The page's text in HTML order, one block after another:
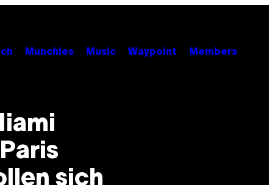
Munchies Music Waypoint Members
sich